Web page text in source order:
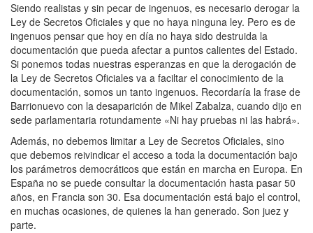
Siendo realistas y sin pecar de ingenuos, es necesario derogar la
Ley de Secretos Oficiales y que no haya ninguna ley. Pero es de
ingenuos pensar que hoy en día no haya sido destruida la
documentación que pueda afectar a puntos calientes del Estado.
Si ponemos todas nuestras esperanzas en que la derogación de
la Ley de Secretos Oficiales va a faciltar el conocimiento de la
documentación, somos un tanto ingenuos. Recordaría la frase de
Barrionuevo con la desaparición de Mikel Zabalza, cuando dijo en
sede parlamentaria rotundamente «Ni hay pruebas ni las habrá».
Además, no debemos limitar a Ley de Secretos Oficiales, sino
que debemos reivindicar el acceso a toda la documentación bajo
los parámetros democráticos que están en marcha en Europa. En
España no se puede consultar la documentación hasta pasar 50
años, en Francia son 30. Esa documentación está bajo el control,
en muchas ocasiones, de quienes la han generado. Son juez y
parte.